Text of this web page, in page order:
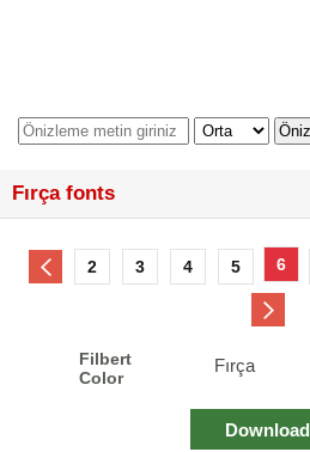
Fırça fonts
2 3 4 5 6
Filbert
Color
Fırça
Download